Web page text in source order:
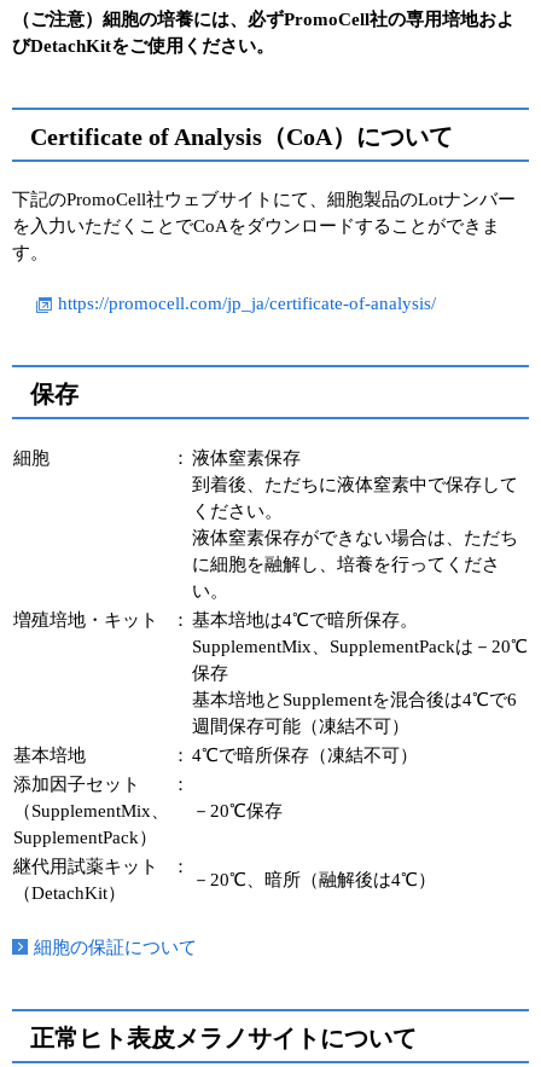
（ご注意）細胞の培養には、必ずPromoCell社の専用培地およ
びDetachKitをご使用ください。
Certificate of Analysis（CoA）について
下記のPromoCell社ウェブサイトにて、細胞製品のLotナンバー
を入力いただくことでCoAをダウンロードすることができま
す。
https://promocell.com/jp_ja/certificate-of-analysis/
保存
細胞 ： 液体窒素保存
到着後、ただちに液体窒素中で保存して
ください。
液体窒素保存ができない場合は、ただち
に細胞を融解し、培養を行ってくださ
い。
増殖培地・キット
： 基本培地は4℃で暗所保存。
SupplementMix、SupplementPackは－20℃
保存
基本培地とSupplementを混合後は4℃で6
週間保存可能（凍結不可）
基本培地
： 4℃で暗所保存（凍結不可）
添加因子セット
（SupplementMix、
SupplementPack）
：
－20℃保存
継代用試薬キット
（DetachKit）
：
－20℃、暗所（融解後は4℃）
細胞の保証について
正常ヒト表皮メラノサイトについて